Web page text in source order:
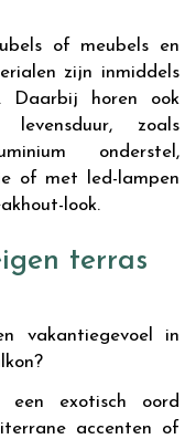
of meubels en
zijn inmiddels
Daarbij horen ook
zoals
onderstel,
of met led-lampen
look.
terras
vakantiegevoel in
exotisch oord
accenten of